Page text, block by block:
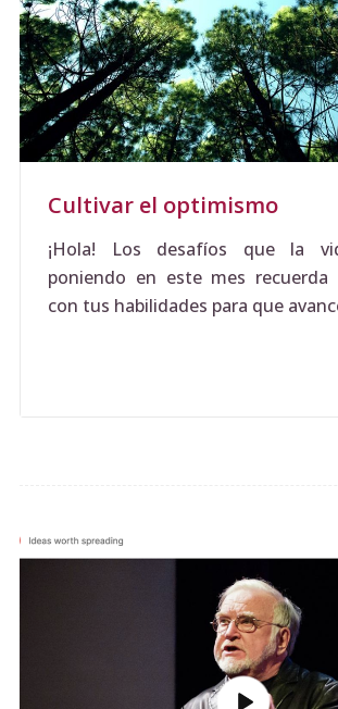
Cultivar el optimismo
¡Hola! Los desafíos que la
poniendo en este mes recuerda
con tus habilidades para que